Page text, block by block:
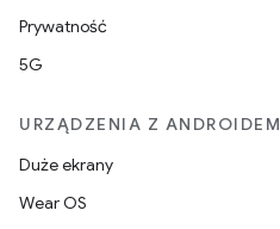
Prywatność
5G
URZĄDZENIA Z ANDROIDEM
Duże ekrany
Wear OS